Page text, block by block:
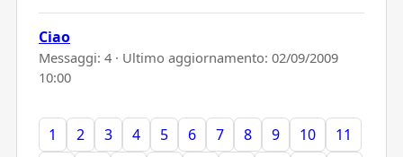
Ciao
Messaggi: 4 · Ultimo aggiornamento: 02/09/2009
10:00
1 2 3 4 5 6 7 8 9 10
11